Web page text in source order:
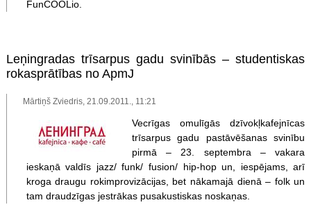
FunCOOLio.
Leņingradas trīsarpus gadu svinībās – studentiskas
rokasprātības no ApmJ
Mārtiņš Zviedris, 21.09.2011., 11:21
Vecrīgas omulīgās dzīvokļkafejnīcas
trīsarpus gadu pastāvēšanas svinību
pirmā – 23. septembra – vakara
ieskaņā valdīs jazz/ funk/ fusion/ hip-hop un, iespējams, arī
kroga draugu rokimprovizācijas, bet nākamajā dienā – folk un
tam draudzīgas jestrākas pusakustiskas noskaņas.